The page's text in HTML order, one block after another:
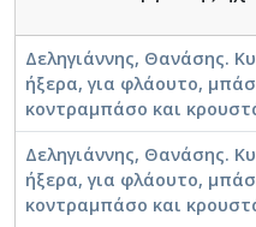
Δεληγιάννης, Θανάσης.
ήξερα, για φλάουτο,
κοντραμπάσο και
Δεληγιάννης, Θανάσης.
ήξερα, για φλάουτο,
κοντραμπάσο και